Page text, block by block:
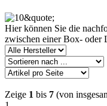
Hier können Sie die
zwischen einer Box- oder
Zeige 1 bis 7 (von